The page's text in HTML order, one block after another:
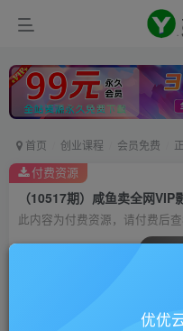
首页 创业课程 会员免费
此内容为付费资源，请付费后
付费资源
优优